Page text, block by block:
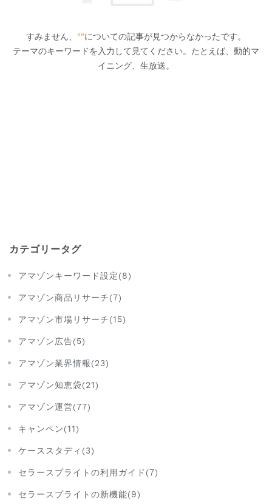
すみません、 “”についての記事が見つからなかったです。
テーマのキーワードを入力して見てください。たとえば、動的マ
イニング、生放送。
カテゴリータグ
アマゾンキーワード設定(8)
アマゾン商品リサーチ(7)
アマゾン市場リサーチ(15)
アマゾン広告(5)
アマゾン業界情報(23)
アマゾン知恵袋(21)
アマゾン運営(77)
キャンペン(11)
ケーススタディ(3)
セラースプライトの利用ガイド(7)
セラースプライトの新機能(9)